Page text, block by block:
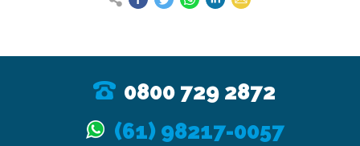
0800 729 2872
(61) 98217-0057